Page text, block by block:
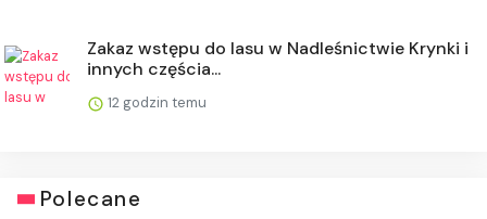
Zakaz wstępu do lasu w Nadleśnictwie Krynki i
innych częścia...
12 godzin temu
Polecane